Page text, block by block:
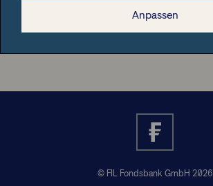
Nützliche Informationen
© FIL Fondsbank GmbH 2026
Anpassen